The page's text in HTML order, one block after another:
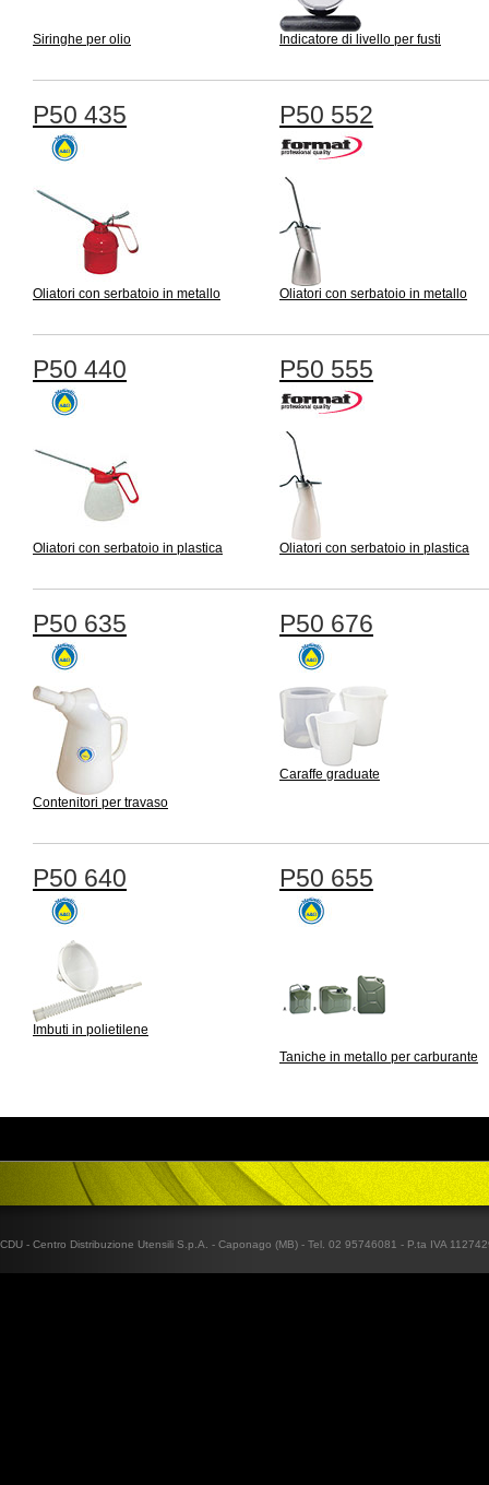
Siringhe per olio Indicatore di livello per fusti
P50 435
Oliatori con serbatoio in metallo
P50 552
Oliatori con serbatoio in metallo
P50 440
Oliatori con serbatoio in plastica
P50 555
Oliatori con serbatoio in plastica
P50 635
Contenitori per travaso
P50 676
Caraffe graduate
P50 640
Imbuti in polietilene
P50 655
Taniche in metallo per carburante
CDU - Centro Distribuzione Utensili S.p.A. - Caponago (MB) - Tel. 02 95746081 - P.ta IVA